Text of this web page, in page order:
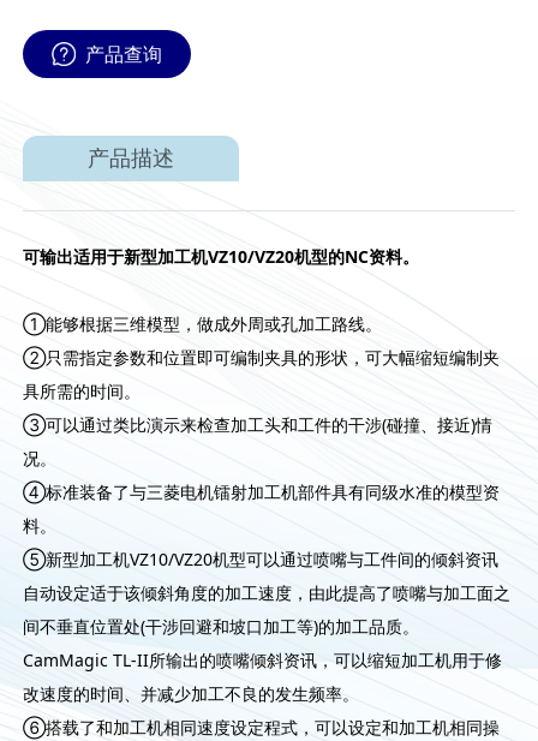
产品查询
产品描述
可输出适用于新型加工机VZ10/VZ20机型的NC资料。
①能够根据三维模型，做成外周或孔加工路线。
②只需指定参数和位置即可编制夹具的形状，可大幅缩短编制夹
具所需的时间。
③可以通过类比演示来检查加工头和工件的干涉(碰撞、接近)情
况。
④标准装备了与三菱电机镭射加工机部件具有同级水准的模型资
料。
⑤新型加工机VZ10/VZ20机型可以通过喷嘴与工件间的倾斜资讯
自动设定适于该倾斜角度的加工速度，由此提高了喷嘴与加工面之
间不垂直位置处(干涉回避和坡口加工等)的加工品质。
CamMagic TL-II所输出的喷嘴倾斜资讯，可以缩短加工机用于修
改速度的时间、并减少加工不良的发生频率。
⑥搭载了和加工机相同速度设定程式，可以设定和加工机相同操